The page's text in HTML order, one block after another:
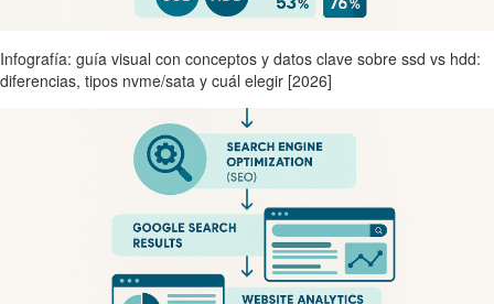
Infografía: guía visual con conceptos y datos clave sobre ssd vs hdd:
diferencias, tipos nvme/sata y cuál elegir [2026]